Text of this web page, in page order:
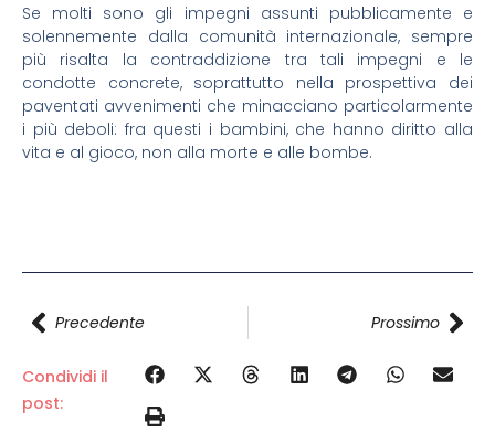
Se molti sono gli impegni assunti pubblicamente e
solennemente dalla comunità internazionale, sempre
più risalta la contraddizione tra tali impegni e le
condotte concrete, soprattutto nella prospettiva dei
paventati avvenimenti che minacciano particolarmente
i più deboli: fra questi i bambini, che hanno diritto alla
vita e al gioco, non alla morte e alle bombe.
Precedente Prossimo
Condividi il
post: